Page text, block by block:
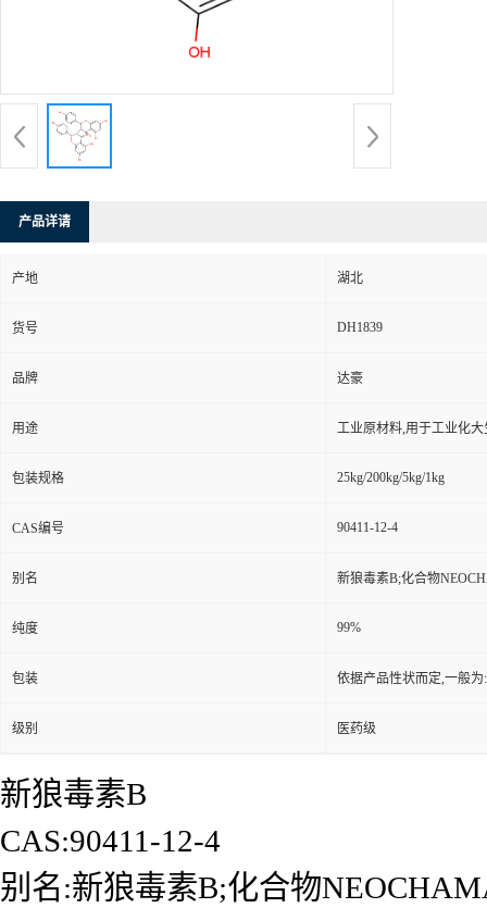
产品详请
产地 湖北
货号 DH1839
品牌 达豪
用途 工业原材料,用于工业化大
包装规格 25kg/200kg/5kg/1kg
CAS编号 90411-12-4
别名 新狼毒素B;化合物
纯度 99%
包装 依据产品性状而定,一般
级别 医药级
新狼毒素B
CAS:90411-12-4
别名:新狼毒素B;化合物